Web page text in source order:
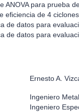
ANOVA para prueba
eﬁciencia de 4
de datos para
de datos para
Ernesto A.
Ingeniero
Ingeniero